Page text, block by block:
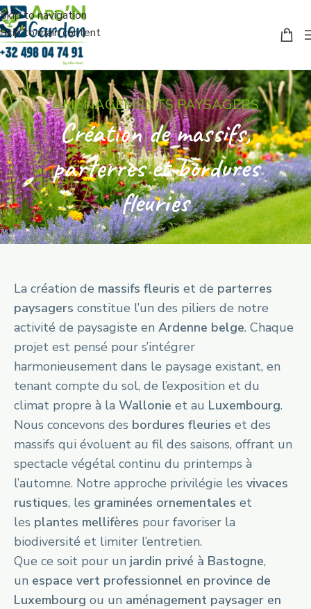
Skip to navigation
Skip to main content
AMÉNAGEMENTS PAYSAGERS
Création de massifs,
parterres et bordures
fleuries
La création de massifs fleuris et de parterres
paysagers constitue l’un des piliers de notre
activité de paysagiste en Ardenne belge. Chaque
projet est pensé pour s’intégrer
harmonieusement dans le paysage existant, en
tenant compte du sol, de l’exposition et du
climat propre à la Wallonie et au Luxembourg.
Nous concevons des bordures fleuries et des
massifs qui évoluent au fil des saisons, offrant un
spectacle végétal continu du printemps à
l’automne. Notre approche privilégie les vivaces
rustiques, les graminées ornementales et
les plantes mellifères pour favoriser la
biodiversité et limiter l’entretien.
Que ce soit pour un jardin privé à Bastogne,
un espace vert professionnel en province de
Luxembourg ou un aménagement paysager en